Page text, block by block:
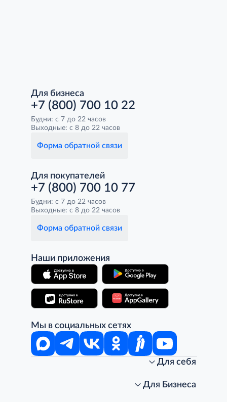
Для бизнеса
+7 (800) 700 10 22
Будни: с 7 до 22 часов
Выходные: с 8 до 22 часов
Форма обратной связи
Для покупателей
+7 (800) 700 10 77
Будни: с 7 до 22 часов
Выходные: с 8 до 22 часов
Форма обратной связи
Наши приложения
Мы в социальных сетях
Для себя
Стань клиентом METRO
Для Бизнеса